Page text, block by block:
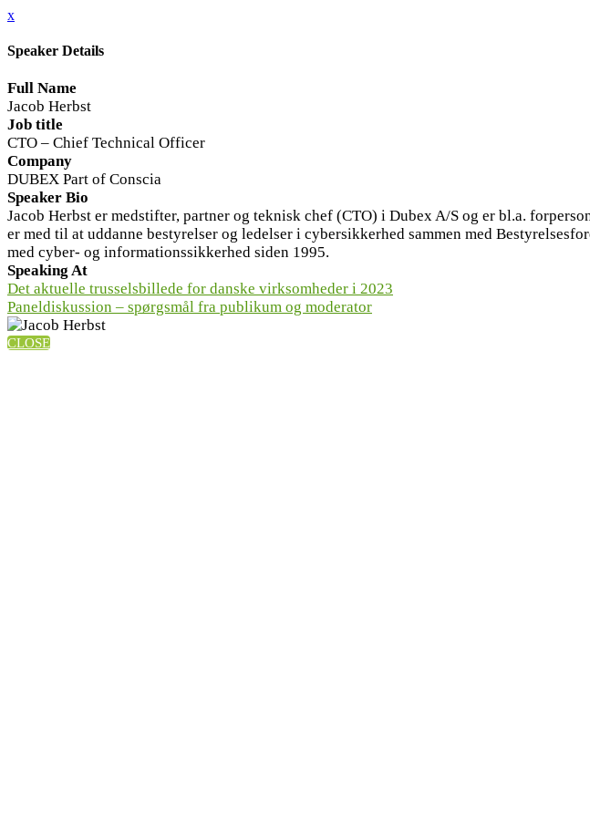
x
Speaker Details
Full Name
Jacob Herbst
Job title
CTO – Chief Technical Officer
Company
DUBEX Part of Conscia
Speaker Bio
Jacob Herbst er medstifter, partner og teknisk chef (CTO) i Dubex A/S og er bl.a.
er med til at uddanne bestyrelser og ledelser i cybersikkerhed sammen med
med cyber- og informationssikkerhed siden 1995.
Speaking At
Det aktuelle trusselsbillede for danske virksomheder i 2023
Paneldiskussion – spørgsmål fra publikum og moderator
CLOSE